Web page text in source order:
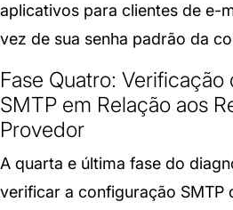
aplicativos para clientes de e-
vez de sua senha padrão da
Fase Quatro:
SMTP em Relação aos
Provedor
A quarta e última fase do
verificar a configuração SMTP